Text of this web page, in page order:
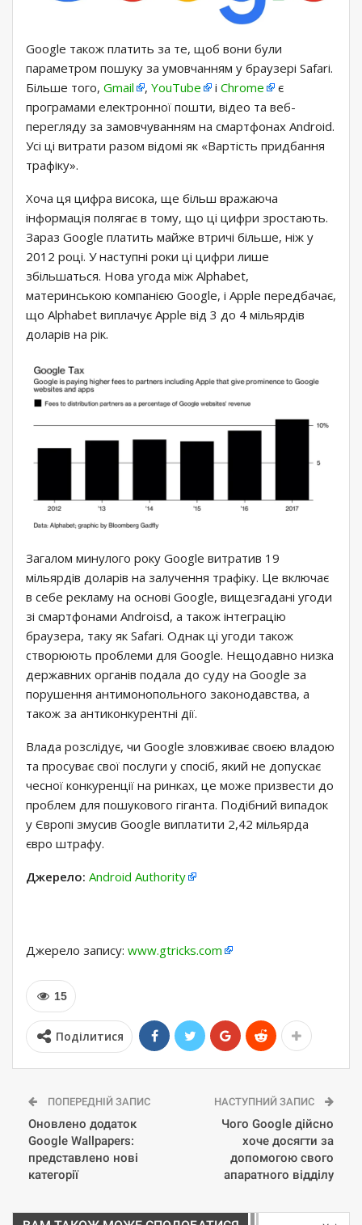
Google також платить за те, щоб вони були
параметром пошуку за умовчанням у браузері Safari.
Більше того, Gmail , YouTube і Chrome
є
програмами електронної пошти, відео та веб-
перегляду за замовчуванням на смартфонах Android.
Усі ці витрати разом відомі як «Вартість придбання
трафіку».
Хоча ця цифра висока, ще більш вражаюча
інформація полягає в тому, що ці цифри зростають.
Зараз Google платить майже втричі більше, ніж у
2012 році. У наступні роки ці цифри лише
збільшаться. Нова угода між Alphabet,
материнською компанією Google, і Apple передбачає,
що Alphabet виплачує Apple від 3 до 4 мільярдів
доларів на рік.
Загалом минулого року Google витратив 19
мільярдів доларів на залучення трафіку. Це включає
в себе рекламу на основі Google, вищезгадані угоди
зі смартфонами Androisd, а також інтеграцію
браузера, таку як Safari. Однак ці угоди також
створюють проблеми для Google. Нещодавно низка
державних органів подала до суду на Google за
порушення антимонопольного законодавства, а
також за антиконкурентні дії.
Влада розслідує, чи Google зловживає своєю владою
та просуває свої послуги у спосіб, який не допускає
чесної конкуренції на ринках, це може призвести до
проблем для пошукового гіганта. Подібний випадок
у Європі змусив Google виплатити 2,42 мільярда
євро штрафу.
Джерело: Android Authority
Джерело запису: www.gtricks.com
15
Поділитися
ПОПЕРЕДНІЙ ЗАПИС
Оновлено додаток
Google Wallpapers:
представлено нові
категорії
НАСТУПНИЙ ЗАПИС
Чого Google дійсно
хоче досягти за
допомогою свого
апаратного відділу